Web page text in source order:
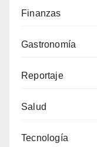
Finanzas
Gastronomía
Reportaje
Salud
Tecnología